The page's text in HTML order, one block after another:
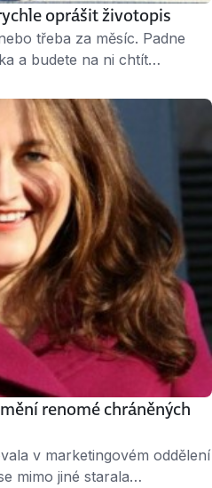
oprášit životopis
třeba za měsíc. Padne
a budete na ni chtít
někdy před třemi
se na pohovor, není čas
renomé chráněných
v marketingovém oddělení
mimo jiné starala